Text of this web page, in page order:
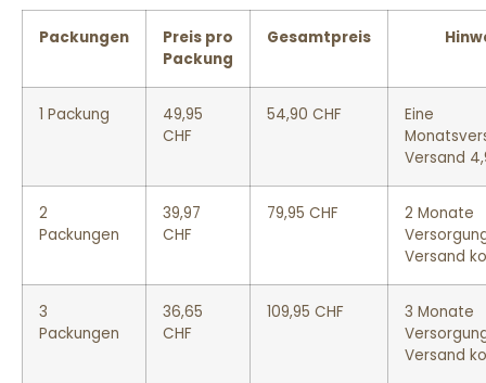
Packungen
Preis pro
Packung
Gesamtpreis
1 Packung
49,95
CHF
54,90 CHF
Eine
Versand
2
Packungen
39,97
CHF
79,95 CHF
2 Monate
Versand
3
Packungen
36,65
CHF
109,95 CHF
3 Monate
Versand